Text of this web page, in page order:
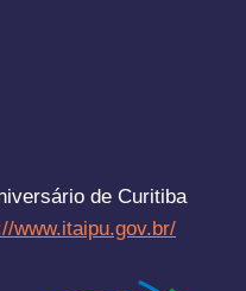
de Curitiba
www.itaipu.gov.br/